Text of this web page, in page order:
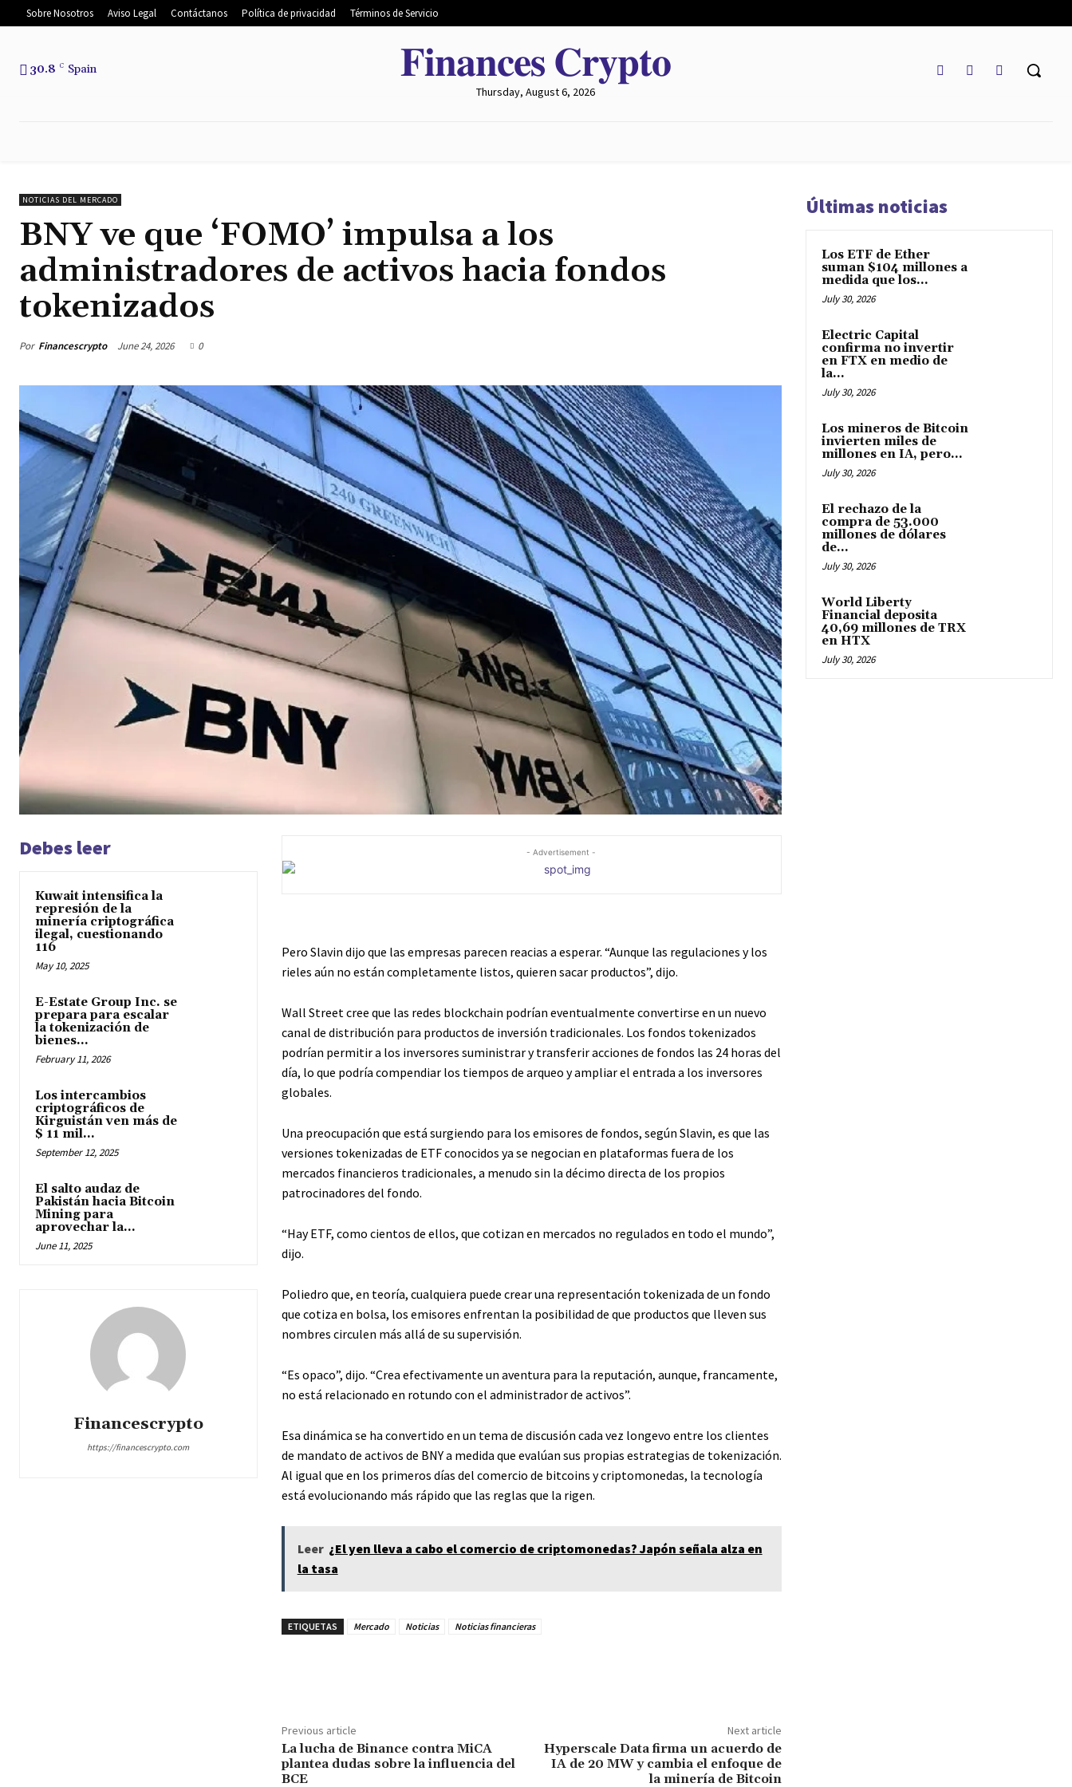
Sobre Nosotros Aviso Legal Contáctanos Política de privacidad Términos de Servicio
30.8 C Spain 𝐅𝐢𝐧𝐚𝐧𝐜𝐞𝐬 𝐂𝐫𝐲𝐩𝐭𝐨
Thursday, August 6, 2026
NOTICIAS DEL MERCADO
BNY ve que ‘FOMO’ impulsa a los
administradores de activos hacia fondos
tokenizados
Por Financescrypto June 24, 2026 0
Debes leer
Kuwait intensifica la
represión de la
minería criptográfica
ilegal, cuestionando
116
May 10, 2025
E-Estate Group Inc. se
prepara para escalar
la tokenización de
bienes...
February 11, 2026
Los intercambios
criptográficos de
Kirguistán ven más de
$ 11 mil...
September 12, 2025
El salto audaz de
Pakistán hacia Bitcoin
Mining para
aprovechar la...
June 11, 2025
Financescrypto
https://financescrypto.com
- Advertisement -
Pero Slavin dijo que las empresas parecen reacias a esperar. “Aunque las regulaciones y los
rieles aún no están completamente listos, quieren sacar productos”, dijo.
Wall Street cree que las redes blockchain podrían eventualmente convertirse en un nuevo
canal de distribución para productos de inversión tradicionales. Los fondos tokenizados
podrían permitir a los inversores suministrar y transferir acciones de fondos las 24 horas del
día, lo que podría compendiar los tiempos de arqueo y ampliar el entrada a los inversores
globales.
Una preocupación que está surgiendo para los emisores de fondos, según Slavin, es que las
versiones tokenizadas de ETF conocidos ya se negocian en plataformas fuera de los
mercados financieros tradicionales, a menudo sin la décimo directa de los propios
patrocinadores del fondo.
“Hay ETF, como cientos de ellos, que cotizan en mercados no regulados en todo el mundo”,
dijo.
Poliedro que, en teoría, cualquiera puede crear una representación tokenizada de un fondo
que cotiza en bolsa, los emisores enfrentan la posibilidad de que productos que lleven sus
nombres circulen más allá de su supervisión.
“Es opaco”, dijo. “Crea efectivamente un aventura para la reputación, aunque, francamente,
no está relacionado en rotundo con el administrador de activos”.
Esa dinámica se ha convertido en un tema de discusión cada vez longevo entre los clientes
de mandato de activos de BNY a medida que evalúan sus propias estrategias de tokenización.
Al igual que en los primeros días del comercio de bitcoins y criptomonedas, la tecnología
está evolucionando más rápido que las reglas que la rigen.
Leer ¿El yen lleva a cabo el comercio de criptomonedas? Japón señala alza en
la tasa
ETIQUETAS Mercado Noticias Noticias financieras
Previous article
La lucha de Binance contra MiCA
plantea dudas sobre la influencia del
BCE
Next article
Hyperscale Data firma un acuerdo de
IA de 20 MW y cambia el enfoque de
la minería de Bitcoin
Últimas noticias
Los ETF de Ether
suman $104 millones a
medida que los...
July 30, 2026
Electric Capital
confirma no invertir
en FTX en medio de
la...
July 30, 2026
Los mineros de Bitcoin
invierten miles de
millones en IA, pero...
July 30, 2026
El rechazo de la
compra de 53.000
millones de dólares
de...
July 30, 2026
World Liberty
Financial deposita
40,69 millones de TRX
en HTX
July 30, 2026